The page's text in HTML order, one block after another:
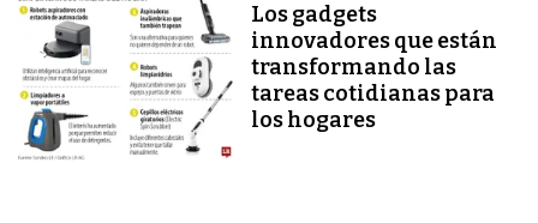
Los gadgets
innovadores que están
transformando las
tareas cotidianas para
los hogares